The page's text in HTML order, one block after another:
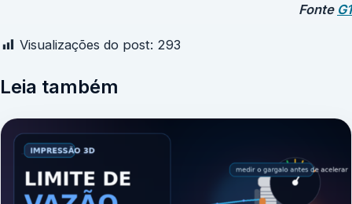
Fonte G1
Visualizações do post: 293
Leia também